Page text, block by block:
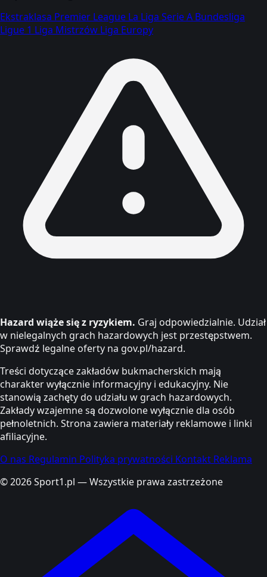
Ekstraklasa Premier League La Liga Serie A Bundesliga
Ligue 1 Liga Mistrzów Liga Europy
Hazard wiąże się z ryzykiem. Graj odpowiedzialnie. Udział
w nielegalnych grach hazardowych jest przestępstwem.
Sprawdź legalne oferty na gov.pl/hazard.
Treści dotyczące zakładów bukmacherskich mają
charakter wyłącznie informacyjny i edukacyjny. Nie
stanowią zachęty do udziału w grach hazardowych.
Zakłady wzajemne są dozwolone wyłącznie dla osób
pełnoletnich. Strona zawiera materiały reklamowe i linki
afiliacyjne.
O nas Regulamin Polityka prywatności Kontakt Reklama
© 2026 Sport1.pl — Wszystkie prawa zastrzeżone